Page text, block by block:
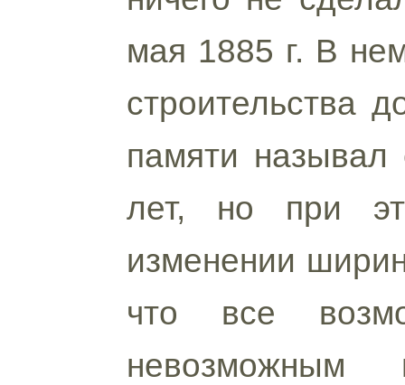
мая 1885 г. В
строительства
памяти называл
лет, но при
изменении
что все
невозможным